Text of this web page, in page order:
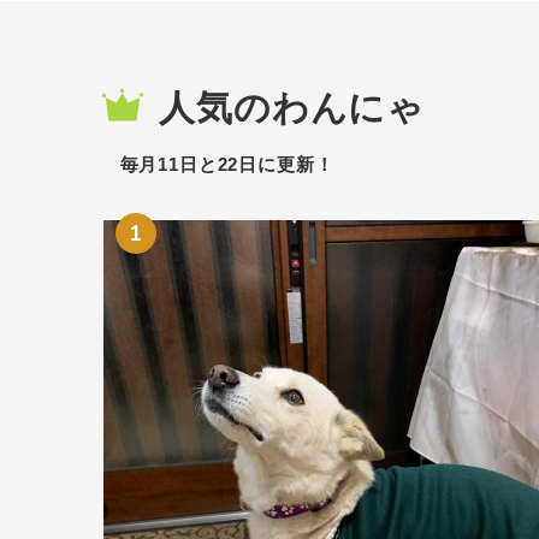
人気のわんにゃ
毎月11日と22日に更新！
1